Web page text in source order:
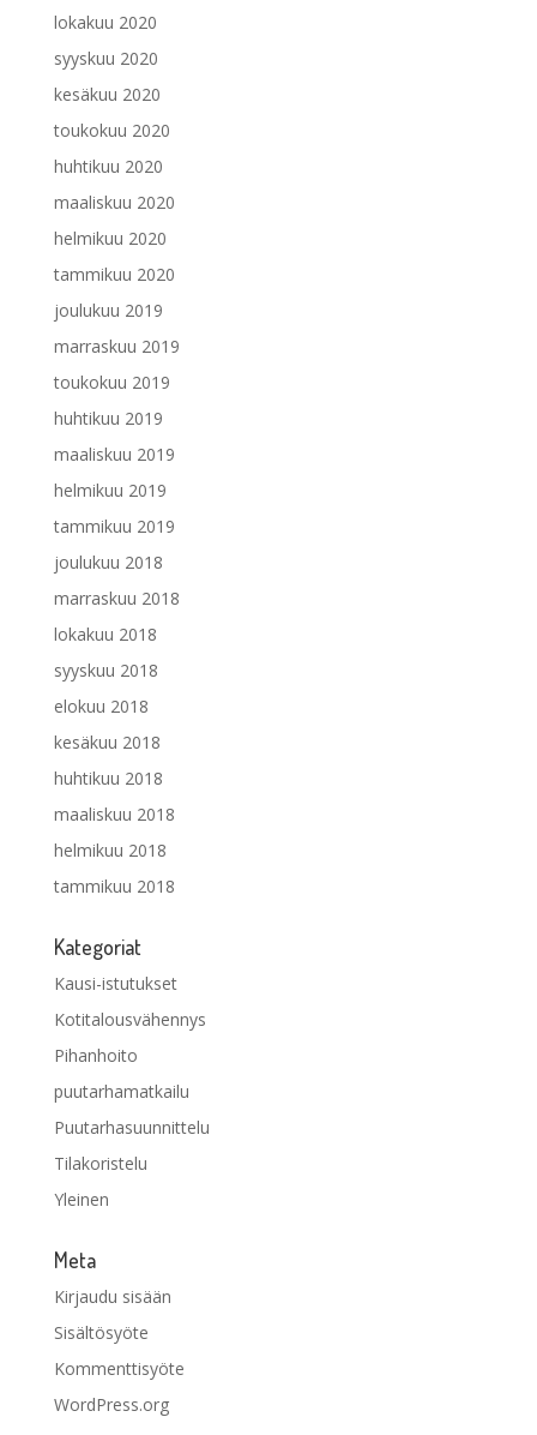
lokakuu 2020
syyskuu 2020
kesäkuu 2020
toukokuu 2020
huhtikuu 2020
maaliskuu 2020
helmikuu 2020
tammikuu 2020
joulukuu 2019
marraskuu 2019
toukokuu 2019
huhtikuu 2019
maaliskuu 2019
helmikuu 2019
tammikuu 2019
joulukuu 2018
marraskuu 2018
lokakuu 2018
syyskuu 2018
elokuu 2018
kesäkuu 2018
huhtikuu 2018
maaliskuu 2018
helmikuu 2018
tammikuu 2018
Kategoriat
Kausi-istutukset
Kotitalousvähennys
Pihanhoito
puutarhamatkailu
Puutarhasuunnittelu
Tilakoristelu
Yleinen
Meta
Kirjaudu sisään
Sisältösyöte
Kommenttisyöte
WordPress.org